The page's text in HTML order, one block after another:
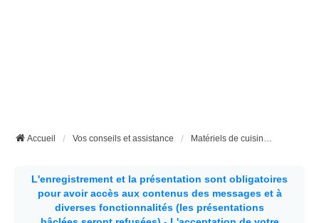
Accueil Vos conseils et assistance Matériels de cuisine et couverts spécifiques en fourgon aménagé et camping-car
L'enregistrement et la présentation sont obligatoires
pour avoir accès aux contenus des messages et à
diverses fonctionnalités (les présentations